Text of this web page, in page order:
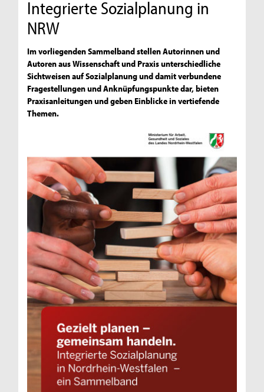
Integrierte Sozialplanung in
NRW
Im vorliegenden Sammelband stellen Autorinnen und
Autoren aus Wissenschaft und Praxis unterschiedliche
Sichtweisen auf Sozialplanung und damit verbundene
Fragestellungen und Anknüpfungspunkte dar, bieten
Praxisanleitungen und geben Einblicke in vertiefende
Themen.